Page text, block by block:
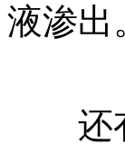
液渗出
还有